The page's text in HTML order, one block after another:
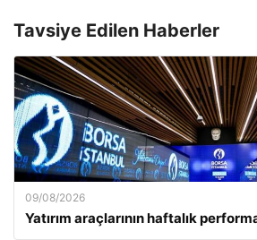
Tavsiye Edilen Haberler
09/08/2026
Yatırım araçlarının haftalık